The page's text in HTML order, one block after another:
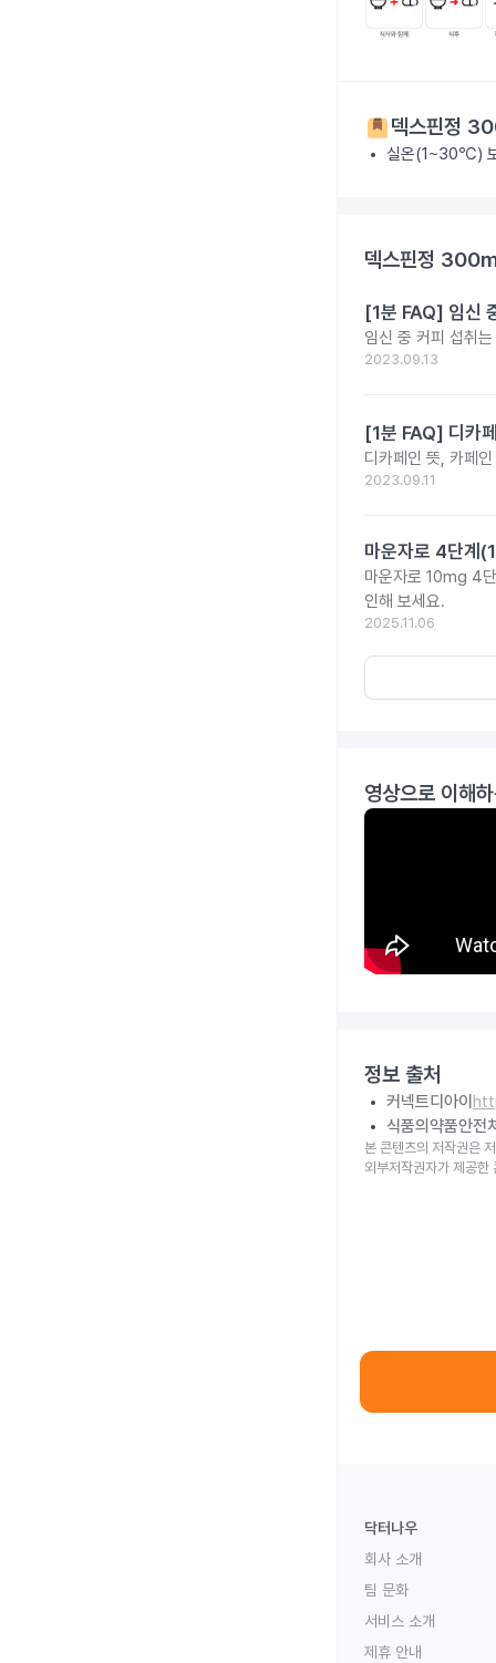
덱스핀정
실온(1~30℃)
덱스핀정
[1분 FAQ] 임신
임신 중 커피 섭취
2023.09.13
[1분 FAQ] 디카
디카페인 뜻, 카페
2023.09.11
마운자로 4단계
마운자로 10mg 4
인해 보세요.
2025.11.06
영상으로 이해
정보 출처
커넥트디아이
식품의약품안전
본 콘텐츠의 저작권은
외부저작권자가 제공한
닥터나우
회사 소개
팀 문화
서비스 소개
제휴 안내